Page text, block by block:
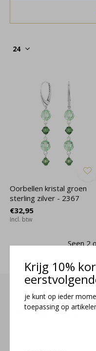
Krijg 10%
je kunt op ieder
toepassing op
Oorbellen kristal groen
sterling zilver - 2367
€32,95
Incl. btw
Seen 2
Meld je aan